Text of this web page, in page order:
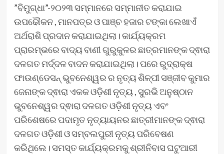
”ବିମୁଗ୍ଧା”-୨୦୨୩ ସମ୍ମାନରେ ସମ୍ମାନୀତ କରାଯାଇ
ଉପଢୌକନ , ମାନପତ୍ର ଓ ପାଞ୍ଚ ହଜାର ଟଙ୍କା ଲେଖାଏଁ
ଅର୍ଥରାଶି ପ୍ରଦାନ କରାଯାଇଥିଲା। କାର୍ଯ୍ୟକ୍ରମ
ପ୍ରାରମ୍ଭରେ ବାଦ୍ୟ ବାଣୀ ଗୁରୁକୁଳର ଛାତ୍ରମାନଙ୍କ ଦ୍ଵାରା
ଦଳଗତ ମର୍ଦ୍ଦଳ ବାଦନ କରାଯାଇଥିଲା। ପରେ ରୁଦ୍ରାକ୍ଷ
ଫାଉଣ୍ଡେସନ୍‌ ଭୁବନେଶ୍ୱର ର ନୃତ୍ୟ ଶିଳ୍ପୀ ସଞ୍ଜୀବ କୁମାର
ଜେନାଙ୍କ ଦ୍ଵାରା ଏକକ ଓଡ଼ିଶୀ ନୃତ୍ୟ , ସୁରଭି ଅନୁଷ୍ଠାନ
ଭୁବନେଶ୍ୱର ଦ୍ଵାରା ଦଳଗତ ଓଡ଼ିଶୀ ନୃତ୍ୟ ଏବଂ
ପରିଶେଷରେ ପଦାମୃତ ନୃତ୍ୟାୟନର ଛାତ୍ରୀମାନଙ୍କ ଦ୍ଵାରା
ଦଳଗତ ଓଡ଼ିଶୀ ଓ ସମ୍ବଲପୁରୀ ନୃତ୍ୟ ପରିବେଷଣ
କରିଥିଲେ। ସମସ୍ତ କାର୍ଯ୍ୟକ୍ରମକୁ ଶ୍ରୀନିବାସ ଘଟୁଆରୀ